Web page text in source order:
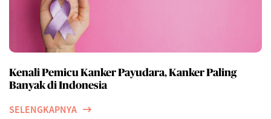
Kenali Pemicu Kanker Payudara, Kanker Paling
Banyak di Indonesia
SELENGKAPNYA